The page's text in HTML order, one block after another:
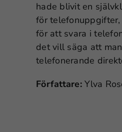
hade blivit en
för
för att svara i
det vill säga att
telefonerande
Författare:Ylva